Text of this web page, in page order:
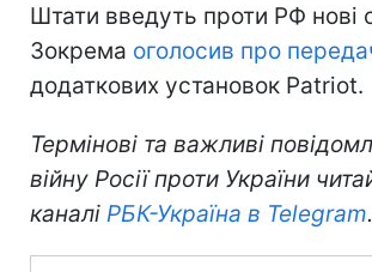
Штати введуть проти РФ нові
Зокрема оголосив про
додаткових установок Patriot.
Термінові та важливі
війну Росії проти України
каналі РБК-Україна в Telegram.